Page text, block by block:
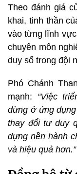
Theo đánh giá
khai, tinh thần
vào từng lĩnh
chuyên môn
duy số trong đội
Phó Chánh
mạnh: “Việc
dừng ở ứng
thay đổi tư duy
dựng nền hành
và hiệu quả hơn.”